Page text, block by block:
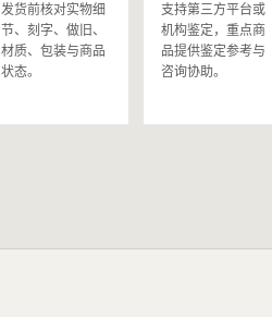
发货前核对实物细
节、刻字、做旧、
材质、包装与商品
状态。
支持第三方平台或
机构鉴定，重点商
品提供鉴定参考与
咨询协助。